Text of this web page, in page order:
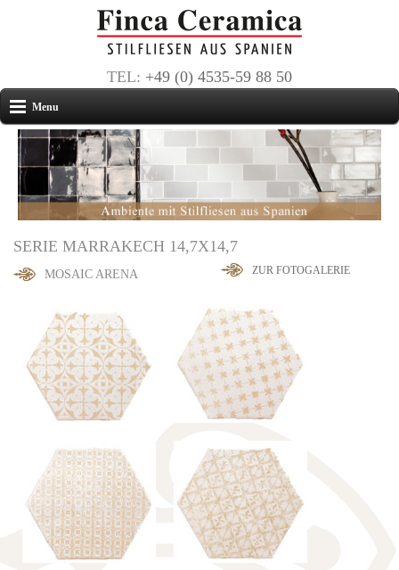
TEL: +49 (0) 4535-59 88 50
Menu
SERIE MARRAKECH 14,7X14,7
ZUR FOTOGALERIE
MOSAIC ARENA